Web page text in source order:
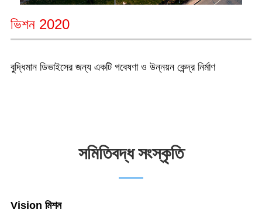
ভিশন 2020
বুদ্ধিমান ডিভাইসের জন্য একটি গবেষণা ও উন্নয়ন কেন্দ্র নির্মাণ
সমিতিবদ্ধ সংস্কৃতি
Vision মিশন